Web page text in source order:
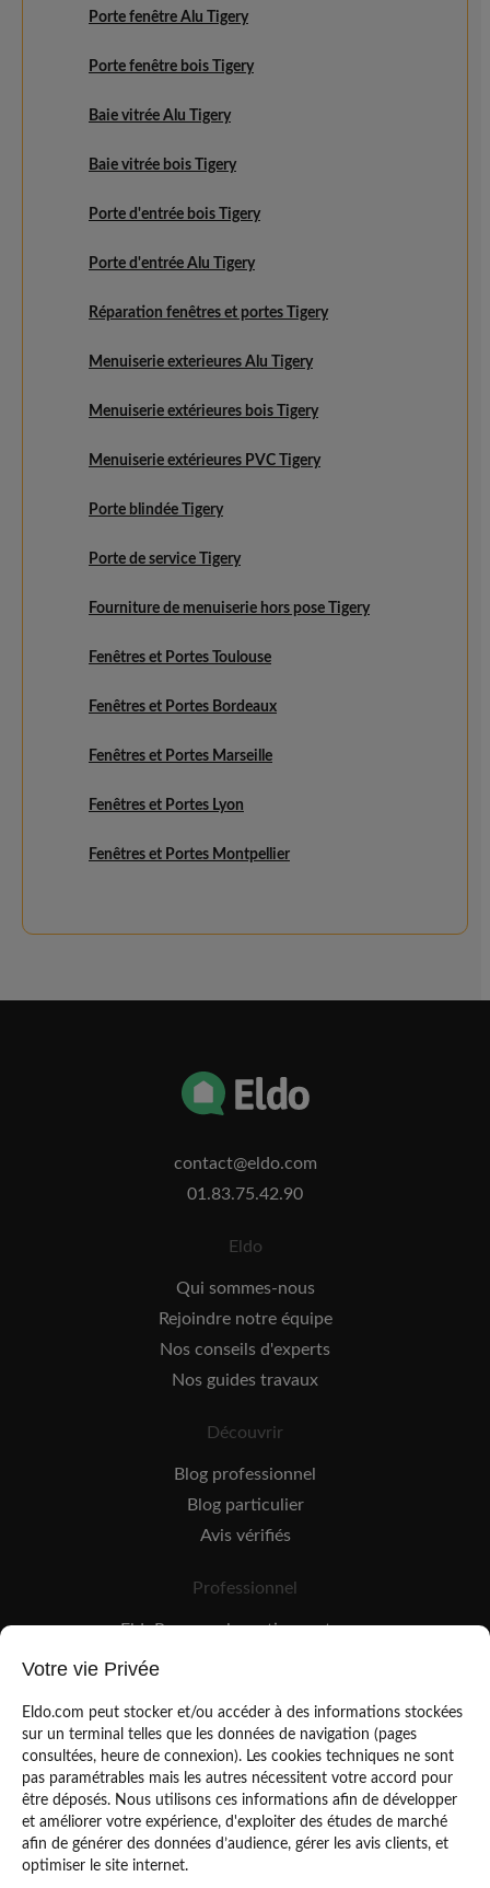
Porte fenêtre Alu Tigery
Porte fenêtre bois Tigery
Baie vitrée Alu Tigery
Baie vitrée bois Tigery
Porte d'entrée bois Tigery
Porte d'entrée Alu Tigery
Réparation fenêtres et portes Tigery
Menuiserie exterieures Alu Tigery
Menuiserie extérieures bois Tigery
Menuiserie extérieures PVC Tigery
Porte blindée Tigery
Porte de service Tigery
Fourniture de menuiserie hors pose Tigery
Fenêtres et Portes Toulouse
Fenêtres et Portes Bordeaux
Fenêtres et Portes Marseille
Fenêtres et Portes Lyon
Fenêtres et Portes Montpellier
contact@eldo.com
01.83.75.42.90
Eldo
Qui sommes-nous
Rejoindre notre équipe
Nos conseils d'experts
Nos guides travaux
Découvrir
Blog professionnel
Blog particulier
Avis vérifiés
Professionnel
EldoPro pour les artisans et pros
EldoNetwork pour les réseaux, marques et industriels
Mentions légales
Votre vie Privée
Eldo.com peut stocker et/ou accéder à des informations stockées
sur un terminal telles que les données de navigation (pages
consultées, heure de connexion). Les cookies techniques ne sont
pas paramétrables mais les autres nécessitent votre accord pour
être déposés. Nous utilisons ces informations afin de développer
et améliorer votre expérience, d'exploiter des études de marché
afin de générer des données d’audience, gérer les avis clients, et
optimiser le site internet.